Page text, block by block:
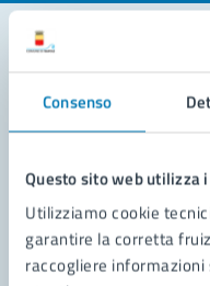
Consenso
Questo sito web utilizza
Utilizziamo cookie
garantire la corretta
raccogliere
Contatta il
Leggi le domande
Richiedi
Prenota